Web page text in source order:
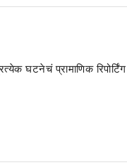
घटनेचं प्रामाणिक